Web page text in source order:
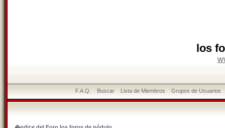
los
F.A.Q. Buscar Lista de Miembros Grupos de Usuarios